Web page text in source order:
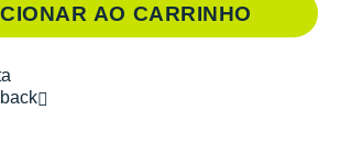
AO CARRINHO